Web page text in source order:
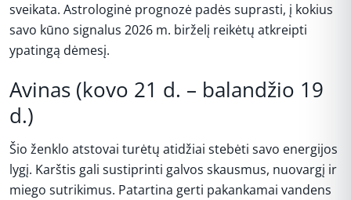
sveikata. Astrologinė prognozė padės suprasti, į kokius
savo kūno signalus 2026 m. birželį reikėtų atkreipti
ypatingą dėmesį.
Avinas (kovo 21 d. – balandžio 19
d.)
Šio ženklo atstovai turėtų atidžiai stebėti savo energijos
lygį. Karštis gali sustiprinti galvos skausmus, nuovargį ir
miego sutrikimus. Patartina gerti pakankamai vandens